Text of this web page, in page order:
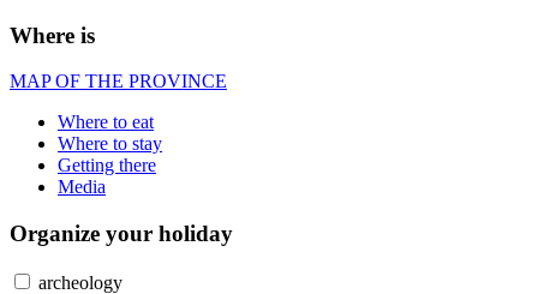
Where is
MAP OF THE PROVINCE
Where to eat
Where to stay
Getting there
Media
Organize your holiday
archeology